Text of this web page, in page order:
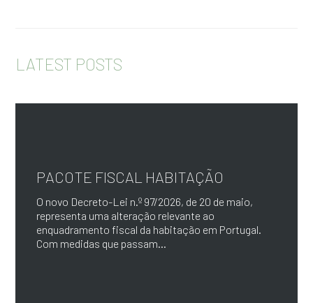
LATEST POSTS
PACOTE FISCAL HABITAÇÃO
O novo Decreto-Lei n.º 97/2026, de 20 de maio,
representa uma alteração relevante ao
enquadramento fiscal da habitação em Portugal.
Com medidas que passam...